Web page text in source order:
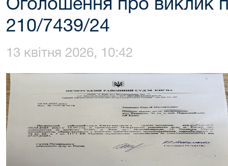
Оголошення про виклик
210/7439/24
13 квітня 2026, 10:42